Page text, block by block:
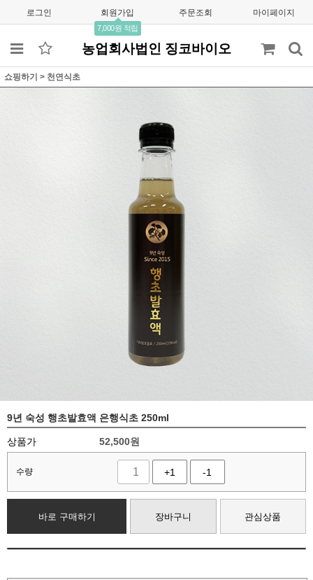
로그인 회원가입
7,000원 적립
주문조회 마이페이지
농업회사법인 징코바이오
쇼핑하기 > 천연식초
9년 숙성 행초발효액 은행식초 250ml
상품가 52,500원
수량 +1 -1
바로 구매하기 장바구니 관심상품